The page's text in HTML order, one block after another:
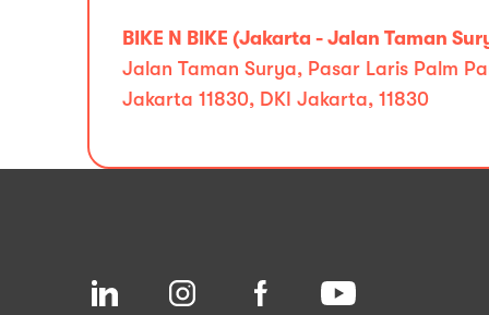
BIKE N BIKE (Jakarta - Jalan Taman
Jalan Taman Surya, Pasar Laris Palm
Jakarta 11830, DKI Jakarta, 11830